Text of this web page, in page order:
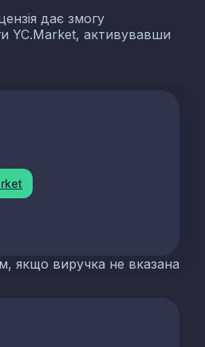
дає змогу
YC.Market, активувавши
якщо виручка не вказана